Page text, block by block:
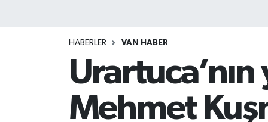
HABERLER VAN HABER
Mehmet
Haber Arşivi